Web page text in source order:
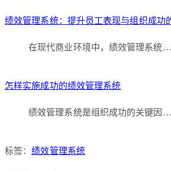
绩效管理系统：提升员工表现与组织成功
在现代商业环境中，绩效管理系统…
怎样实施成功的绩效管理系统
绩效管理系统是组织成功的关键因…
标签：绩效管理系统